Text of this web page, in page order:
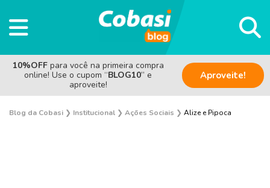
10%OFF para você na primeira compra
online! Use o cupom “BLOG10” e
aproveite!
Aproveite!
Blog da Cobasi ❯ Institucional ❯ Ações Sociais ❯ Alize e Pipoca